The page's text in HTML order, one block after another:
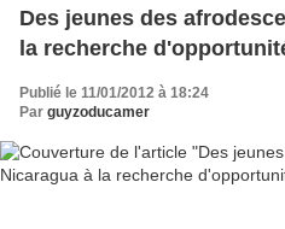
Des jeunes des
la recherche
Publié le 11/01/2012 à 18:24
Par guyzoducamer